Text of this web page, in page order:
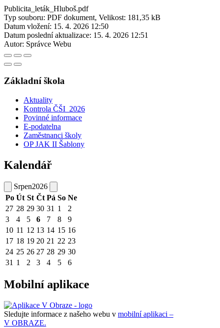
Publicita_leták_Hluboš.pdf
Typ souboru: PDF dokument, Velikost: 181,35 kB
Datum vložení: 15. 4. 2026 12:50
Datum poslední aktualizace: 15. 4. 2026 12:51
Autor: Správce Webu
Základní škola
Aktuality
Kontrola ČŠI_2026
Povinné informace
E-podatelna
Zaměstnanci školy
OP JAK II Šablony
Kalendář
Srpen2026
Po Út St Čt Pá So Ne
27 28 29 30 31 1
2
3
4 5 6 7 8
9
10 11 12 13 14 15 16
17 18 19 20 21 22 23
24 25 26 27 28 29 30
31 1 2 3 4 5 6
Mobilní aplikace
Sledujte informace z našeho webu v mobilní aplikaci –
V OBRAZE.